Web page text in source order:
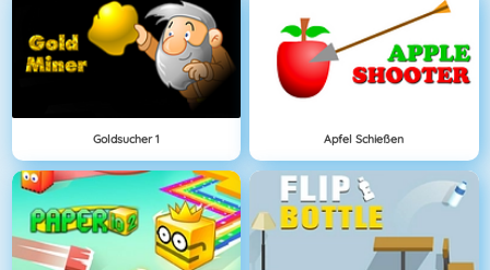
Goldsucher 1 Apfel Schießen